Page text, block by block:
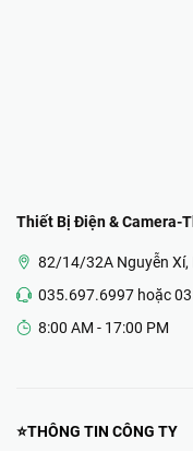
Thiết Bị Điện & Camera-
82/14/32A Nguyễn Xí,
035.697.6997 hoặc
8:00 AM - 17:00 PM
⭐THÔNG TIN CÔNG TY